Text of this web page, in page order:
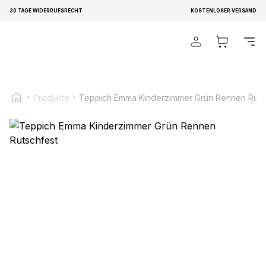
30 TAGE WIDERRUFSRECHT KOSTENLOSER VERSAND
Produkte Teppich Emma Kinderzimmer Grün Rennen
Wir verwenden Cookies, um Inhalte und Anzeigen zu
unserer Website an unsere Partner für soziale Medien,
Informationen mit weiteren Daten zusammenführen, die Sie
ihnen bereitgestellt haben oder die sie im Rahmen Ihrer
Nutzung der Dienste gesammelt haben.